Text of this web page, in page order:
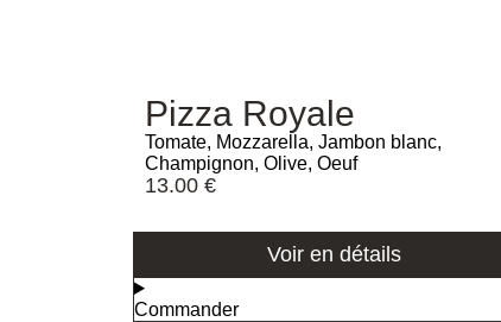
Pizza Royale
Tomate, Mozzarella, Jambon blanc,
Champignon, Olive, Oeuf
13.00 €
Voir en détails
Commander